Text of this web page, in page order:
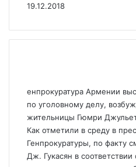
19.12.2018
енпрокуратура Армении
по уголовному делу,
жительницы Гюмри
Как отметили в среду в
Генпрокуратуры, по факту
Дж. Гукасян в соответствии